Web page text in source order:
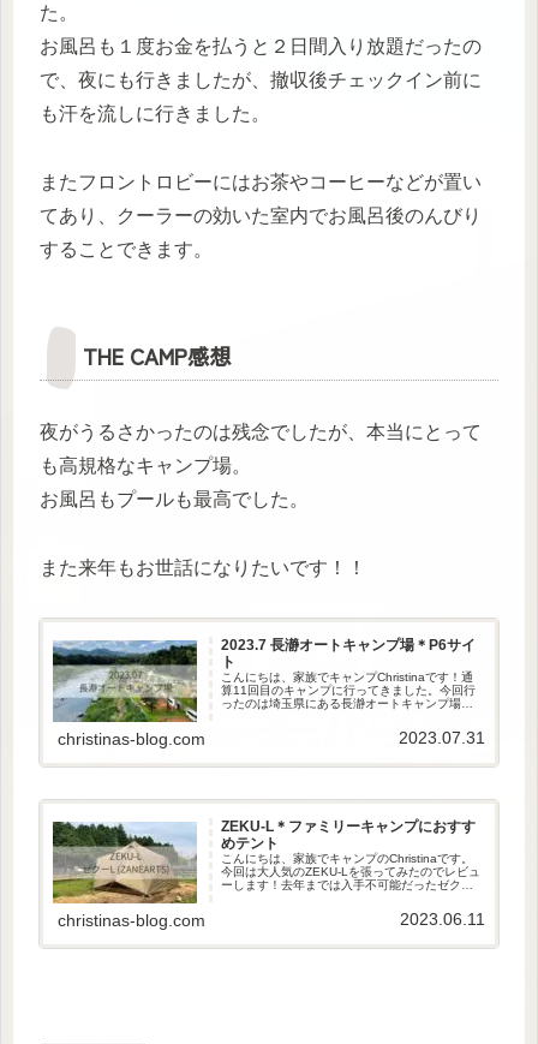
た。
お風呂も１度お金を払うと２日間入り放題だったの
で、夜にも行きましたが、撤収後チェックイン前に
も汗を流しに行きました。
またフロントロビーにはお茶やコーヒーなどが置い
てあり、クーラーの効いた室内でお風呂後のんびり
することできます。
THE CAMP感想
夜がうるさかったのは残念でしたが、本当にとって
も高規格なキャンプ場。
お風呂もプールも最高でした。
また来年もお世話になりたいです！！
2023.7 長瀞オートキャンプ場＊P6サイ
ト
こんにちは、家族でキャンプChristinaです！通
算11回目のキャンプに行ってきました。今回行
ったのは埼玉県にある長瀞オートキャンプ場。
トが荒川の川沿いにあり、景色最高、川遊びも
christinas-blog.com 2023.07.31
ZEKU-L＊ファミリーキャンプにおすす
めテント
こんにちは、家族でキャンプのChristinaです。
今回は大人気のZEKU-Lを張ってみたのでレビュ
ーします！去年までは入手不可能だったゼクー
で、選択肢の一つに入れやすくなりましたね。
christinas-blog.com 2023.06.11